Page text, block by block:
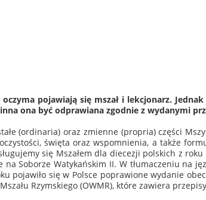
pojawiają się mszał i lekcjonarz.
ona być odprawiana zgodnie z wydanymi
(ordinaria) oraz zmienne (propria) części
święta oraz wspomnienia, a także
się Mszałem dla diecezji polskich z
Soborze Watykańskim II. W tłumaczeniu na
pojawiło się w Polsce poprawione wydanie
Rzymskiego (OWMR), które zawiera